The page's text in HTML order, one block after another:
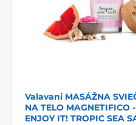
Valavani MASÁŽNA
NA TELO MAGNETIFICO -
ENJOY IT! TROPIC SEA